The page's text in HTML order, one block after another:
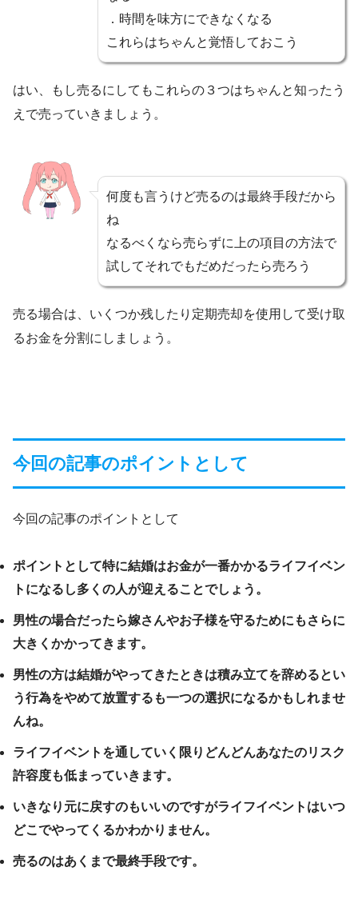
．時間を味方にできなくなる
これらはちゃんと覚悟しておこう
はい、もし売るにしてもこれらの３つはちゃんと知ったう
えで売っていきましょう。
何度も言うけど売るのは最終手段だから
ね
なるべくなら売らずに上の項目の方法で
試してそれでもだめだったら売ろう
売る場合は、いくつか残したり定期売却を使用して受け取
るお金を分割にしましょう。
今回の記事のポイントとして
今回の記事のポイントとして
ポイントとして特に結婚はお金が一番かかるライフイベン
トになるし多くの人が迎えることでしょう。
男性の場合だったら嫁さんやお子様を守るためにもさらに
大きくかかってきます。
男性の方は結婚がやってきたときは積み立てを辞めるとい
う行為をやめて放置するも一つの選択になるかもしれませ
んね。
ライフイベントを通していく限りどんどんあなたのリスク
許容度も低まっていきます。
いきなり元に戻すのもいいのですがライフイベントはいつ
どこでやってくるかわかりません。
売るのはあくまで最終手段です。